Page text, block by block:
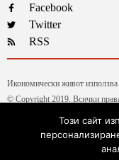
Facebook
Twitter
RSS
Икономически живот
© Copyright 2019. Всички
Текстовете от рубриката
Този сайт